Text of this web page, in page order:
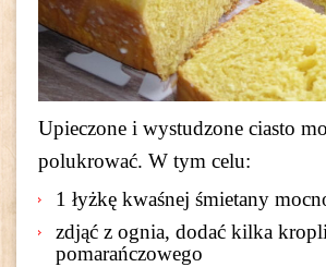
Upieczone i wystudzone ciasto
polukrować. W tym celu:
1 łyżkę kwaśnej śmietany
zdjąć z ognia, dodać kilka
pomarańczowego